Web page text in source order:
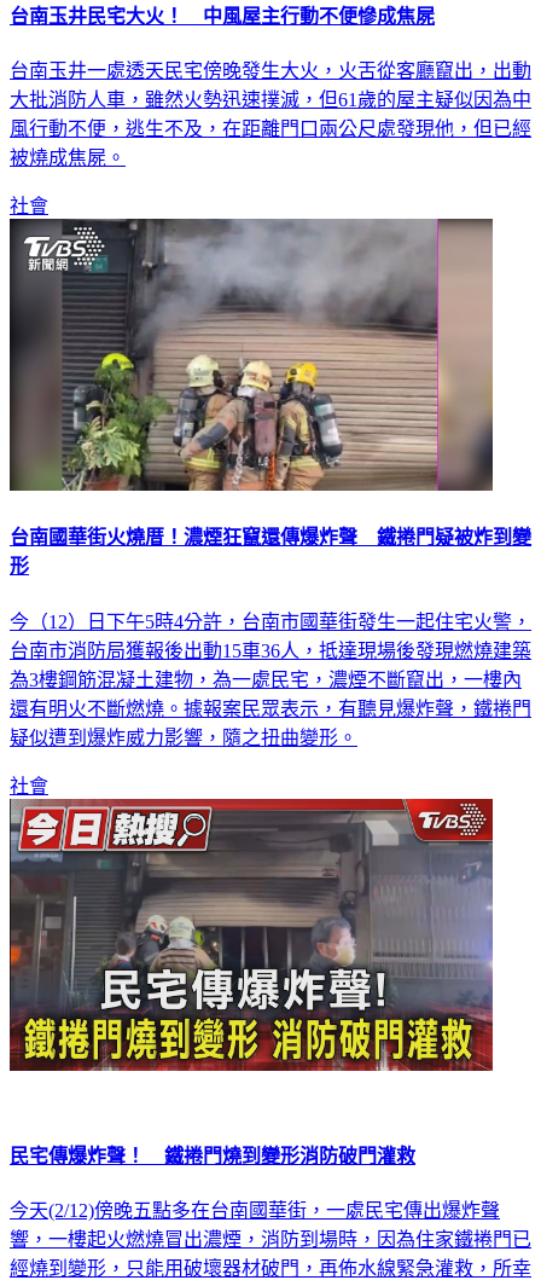
台南玉井民宅大火！ 中風屋主行動不便慘成焦屍
台南玉井一處透天民宅傍晚發生大火，火舌從客廳竄出，出動
大批消防人車，雖然火勢迅速撲滅，但61歲的屋主疑似因為中
風行動不便，逃生不及，在距離門口兩公尺處發現他，但已經
被燒成焦屍。
社會
台南國華街火燒厝！濃煙狂竄還傳爆炸聲 鐵捲門疑被炸到變
形
今（12）日下午5時4分許，台南市國華街發生一起住宅火警，
台南市消防局獲報後出動15車36人，抵達現場後發現燃燒建築
為3樓鋼筋混凝土建物，為一處民宅，濃煙不斷竄出，一樓內
還有明火不斷燃燒。據報案民眾表示，有聽見爆炸聲，鐵捲門
疑似遭到爆炸威力影響，隨之扭曲變形。
社會
民宅傳爆炸聲！ 鐵捲門燒到變形消防破門灌救
今天(2/12)傍晚五點多在台南國華街，一處民宅傳出爆炸聲
響，一樓起火燃燒冒出濃煙，消防到場時，因為住家鐵捲門已
經燒到變形，只能用破壞器材破門，再佈水線緊急灌救，所幸